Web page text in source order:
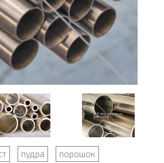
пудра
порошок